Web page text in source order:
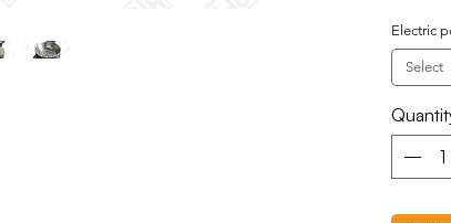
Electric
Select